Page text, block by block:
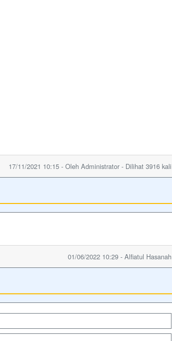
17/11/2021 10:15 - Oleh Administrator - Dilihat 3916 kali
01/06/2022 10:29 - Alfiatul Hasanah